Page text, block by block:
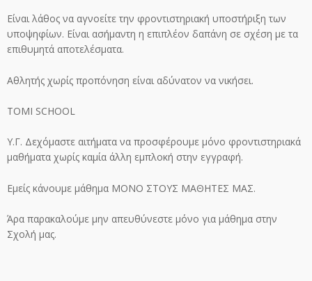
Είναι λάθος να αγνοείτε την φροντιστηριακή υποστήριξη των
υποψηφίων. Είναι ασήμαντη η επιπλέον δαπάνη σε σχέση με τα
επιθυμητά αποτελέσματα.
Αθλητής χωρίς προπόνηση είναι αδύνατον να νικήσει.
TOMI SCHOOL
Υ.Γ. Δεχόμαστε αιτήματα να προσφέρουμε μόνο φροντιστηριακά
μαθήματα χωρίς καμία άλλη εμπλοκή στην εγγραφή.
Εμείς κάνουμε μάθημα ΜΟΝΟ ΣΤΟΥΣ ΜΑΘΗΤΕΣ ΜΑΣ.
Άρα παρακαλούμε μην απευθύνεστε μόνο για μάθημα στην
Σχολή μας.